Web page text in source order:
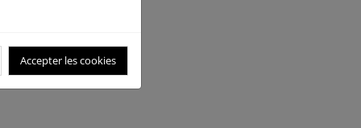
Accepter les cookies